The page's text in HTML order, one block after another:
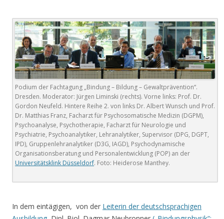
Podium der Fachtagung „Bindung – Bildung – Gewaltprävention“.
Dresden. Moderator: Jürgen Liminski (rechts). Vorne links: Prof. Dr.
Gordon Neufeld. Hintere Reihe 2. von links Dr. Albert Wunsch und Prof.
Dr. Matthias Franz, Facharzt für Psychosomatische Medizin (DGPM),
Psychoanalyse, Psychotherapie, Facharzt für Neurologie und
Psychiatrie, Psychoanalytiker, Lehranalytiker, Supervisor (DPG, DGPT,
IPD), Gruppenlehranalytiker (D3G, IAGD), Psychodynamische
Organisationsberatung und Personalentwicklung (POP) an der
Universitätsklink Düsseldorf. Foto: Heiderose Manthey.
In dem eintägigen, von der Leiterin der deutschsprachigen